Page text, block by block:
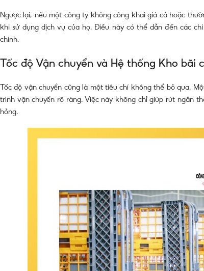
Ngược lại, nếu một công ty không công khai giá cả hoặc
khi sử dụng dịch vụ của họ. Điều này có thể dẫn đến các
chính.
Tốc độ Vận chuyển và Hệ thống Kho bãi
Tốc độ vận chuyển cũng là một tiêu chí không thể bỏ qua.
trình vận chuyển rõ ràng. Việc này không chỉ giúp rút ngắn
hỏng.